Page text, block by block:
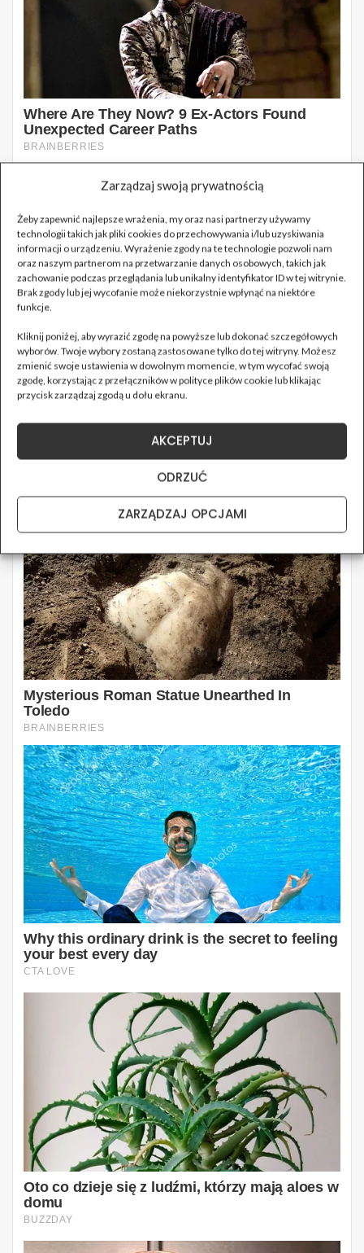
Zarządzaj swoją prywatnością
Żeby zapewnić najlepsze wrażenia, my oraz nasi partnerzy używamy
technologii takich jak pliki cookies do przechowywania i/lub uzyskiwania
informacji o urządzeniu. Wyrażenie zgody na te technologie pozwoli nam
oraz naszym partnerom na przetwarzanie danych osobowych, takich jak
zachowanie podczas przeglądania lub unikalny identyfikator ID w tej witrynie.
Brak zgody lub jej wycofanie może niekorzystnie wpłynąć na niektóre
funkcje.
Kliknij poniżej, aby wyrazić zgodę na powyższe lub dokonać szczegółowych
wyborów. Twoje wybory zostaną zastosowane tylko do tej witryny. Możesz
zmienić swoje ustawienia w dowolnym momencie, w tym wycofać swoją
zgodę, korzystając z przełączników w polityce plików cookie lub klikając
przycisk zarządzaj zgodą u dołu ekranu.
AKCEPTUJ
ODRZUĆ
ZARZĄDZAJ OPCJAMI